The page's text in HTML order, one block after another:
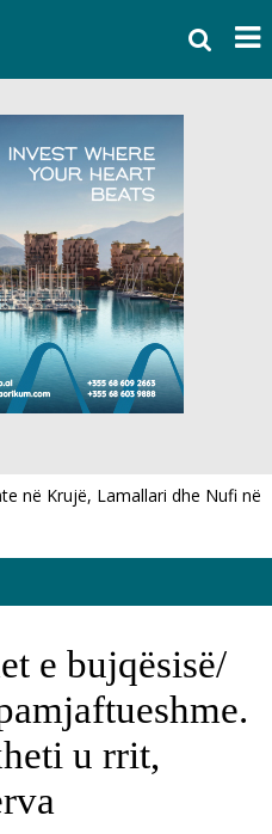
në Krujë, Lamallari dhe Nufi në
e bujqësisë/
u rrit,